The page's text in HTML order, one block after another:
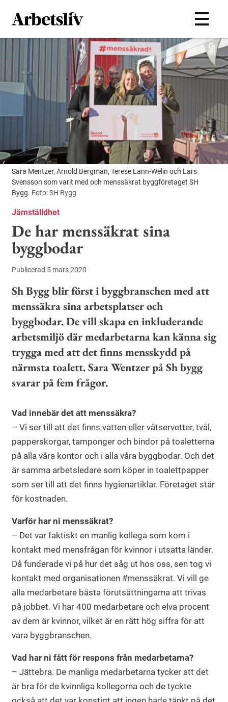
Hoppa till huvudinnehållet
Sara Mentzer, Arnold Bergman, Terese Lann-Welin och Lars
Svensson som varit med och menssäkrat byggföretaget SH
Bygg. Foto: SH Bygg
Jämställdhet
De har menssäkrat sina
byggbodar
Publicerad 5 mars 2020
Sh Bygg blir först i byggbranschen med att
menssäkra sina arbetsplatser och
byggbodar. De vill skapa en inkluderande
arbetsmiljö där medarbetarna kan känna sig
trygga med att det finns mensskydd på
närmsta toalett. Sara Wentzer på Sh bygg
svarar på fem frågor.
Vad innebär det att menssäkra?
– Vi ser till att det finns vatten eller våtservetter, tvål,
papperskorgar, tamponger och bindor på toaletterna
på alla våra kontor och i alla våra byggbodar. Och det
är samma arbetsledare som köper in toalettpapper
som ser till att det finns hygienartiklar. Företaget står
för kostnaden.
Varför har ni menssäkrat?
– Det var faktiskt en manlig kollega som kom i
kontakt med mensfrågan för kvinnor i utsatta länder.
Då funderade vi på hur det såg ut hos oss, sen tog vi
kontakt med organisationen #menssäkrat. Vi vill ge
alla medarbetare bästa förutsättningarna att trivas
på jobbet. Vi har 400 medarbetare och elva procent
av dem är kvinnor, vilket är en rätt hög siffra för att
vara byggbranschen.
Vad har ni fått för respons från medarbetarna?
– Jättebra. De manliga medarbetarna tycker att det
är bra för de kvinnliga kollegorna och de tyckte